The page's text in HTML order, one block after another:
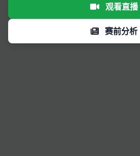
观看直播
赛前分析